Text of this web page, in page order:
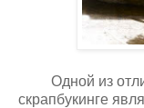
Одной из
скрапбукинге